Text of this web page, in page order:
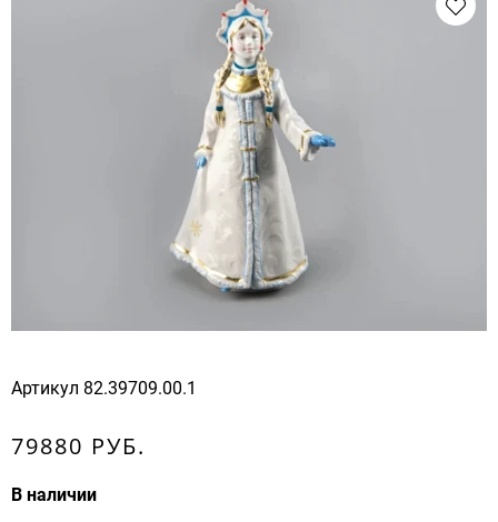
Артикул 82.39709.00.1
79880 РУБ.
В наличии